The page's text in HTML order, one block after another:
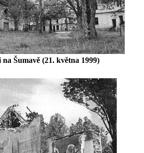
Šumavě (21. května 1999)